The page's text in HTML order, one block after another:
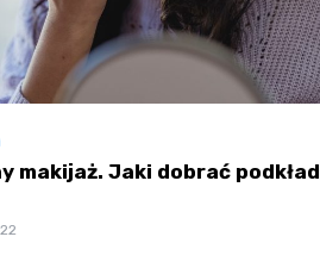
makijaż. Jaki dobrać podkład